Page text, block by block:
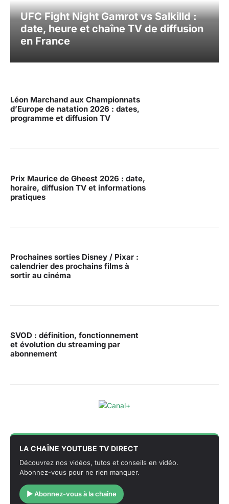
UFC Fight Night Gamrot vs Salkilld :
date, heure et chaîne TV de diffusion
en France
Léon Marchand aux Championnats
d’Europe de natation 2026 : dates,
programme et diffusion TV
Prix Maurice de Gheest 2026 : date,
horaire, diffusion TV et informations
pratiques
Prochaines sorties Disney / Pixar :
calendrier des prochains films à
sortir au cinéma
SVOD : définition, fonctionnement
et évolution du streaming par
abonnement
LA CHAÎNE YOUTUBE TV DIRECT
Découvrez nos vidéos, tutos et conseils en vidéo.
Abonnez-vous pour ne rien manquer.
▶ Abonnez-vous à la chaîne